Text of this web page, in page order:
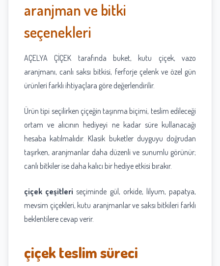
aranjman ve bitki
seçenekleri
AÇELYA ÇİÇEK tarafında buket, kutu çiçek, vazo
aranjmanı, canlı saksı bitkisi, ferforje çelenk ve özel gün
ürünleri farklı ihtiyaçlara göre değerlendirilir.
Ürün tipi seçilirken çiçeğin taşınma biçimi, teslim edileceği
ortam ve alıcının hediyeyi ne kadar süre kullanacağı
hesaba katılmalıdır. Klasik buketler duyguyu doğrudan
taşırken, aranjmanlar daha düzenli ve sunumlu görünür;
canlı bitkiler ise daha kalıcı bir hediye etkisi bırakır.
çiçek çeşitleri seçiminde gül, orkide, lilyum, papatya,
mevsim çiçekleri, kutu aranjmanlar ve saksı bitkileri farklı
beklentilere cevap verir.
çiçek teslim süreci